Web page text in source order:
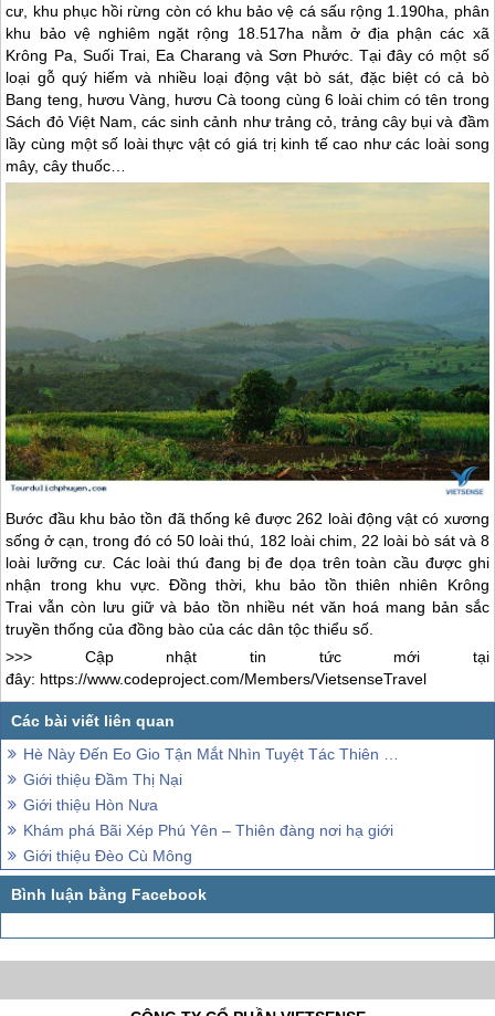
cư, khu phục hồi rừng còn có khu bảo vệ cá sấu rộng 1.190ha, phân
khu bảo vệ nghiêm ngặt rộng 18.517ha nằm ở địa phận các xã
Krông Pa, Suối Trai, Ea Charang và Sơn Phước. Tại đây có một số
loại gỗ quý hiếm và nhiều loại động vật bò sát, đặc biệt có cả bò
Bang teng, hươu Vàng, hươu Cà toong cùng 6 loài chim có tên trong
Sách đỏ Việt Nam, các sinh cảnh như trảng cỏ, trảng cây bụi và đầm
lầy cùng một số loài thực vật có giá trị kinh tế cao như các loài song
mây, cây thuốc…
Bước đầu khu bảo tồn đã thống kê được 262 loài động vật có xương
sống ở cạn, trong đó có 50 loài thú, 182 loài chim, 22 loài bò sát và 8
loài lưỡng cư. Các loài thú đang bị đe dọa trên toàn cầu được ghi
nhận trong khu vực. Đồng thời, khu bảo tồn thiên nhiên Krông
Trai vẫn còn lưu giữ và bảo tồn nhiều nét văn hoá mang bản sắc
truyền thống của đồng bào của các dân tộc thiểu số.
>>> Cập nhật tin tức mới tại
đây: https://www.codeproject.com/Members/VietsenseTravel
Hè Này Đến Eo Gio Tận Mắt Nhìn Tuyệt Tác Thiên Nhiên Ngay Giữa Việt Nam
Giới thiệu Đầm Thị Nại
Giới thiệu Hòn Nưa
Khám phá Bãi Xép Phú Yên – Thiên đàng nơi hạ giới
Giới thiệu Đèo Cù Mông